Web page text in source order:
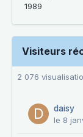
1989
Visiteurs
2 076
daisy
le 8